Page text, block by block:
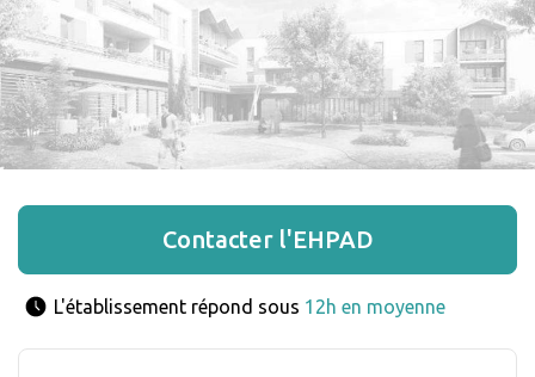
Contacter l'EHPAD
L'établissement répond sous 12h en moyenne